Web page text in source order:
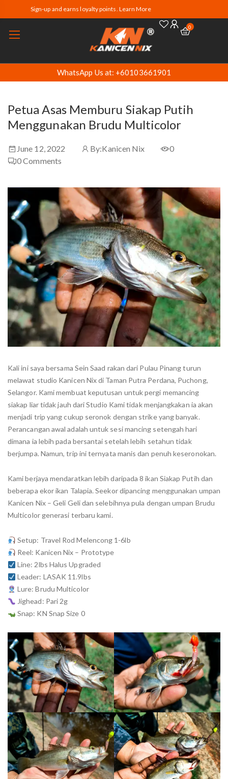
Sign-up and earns loyalty points. Learn More
0
WhatsApp Us at: +60103661901
Petua Asas Memburu Siakap Putih
Menggunakan Brudu Multicolor
June 12, 2022 By:Kanicen Nix
0
0Comments
Kali ini saya bersama Sein Saad rakan dari Pulau Pinang turun
melawat studio Kanicen Nix di Taman Putra Perdana, Puchong,
Selangor. Kami membuat keputusan untuk pergi memancing
siakap liar tidak jauh dari Studio Kami tidak menjangkakan ia akan
menjadi trip yang cukup seronok dengan strike yang banyak.
Perancangan awal adalah untuk sesi mancing setengah hari
dimana ia lebih pada bersantai setelah lebih setahun tidak
berjumpa. Namun, trip ini ternyata manis dan penuh keseronokan.
Kami berjaya mendaratkan lebih daripada 8 ikan Siakap Putih dan
beberapa ekor ikan Talapia. Seekor dipancing menggunakan umpan
Kanicen Nix – Geli Geli dan selebihnya pula dengan umpan Brudu
Multicolor generasi terbaru kami.
Setup: Travel Rod Melencong 1-6lb
Reel: Kanicen Nix – Prototype
Line: 2lbs Halus Upgraded
Leader: LASAK 11.9lbs
Lure: Brudu Multicolor
Jighead: Pari 2g
Snap: KN Snap Size 0